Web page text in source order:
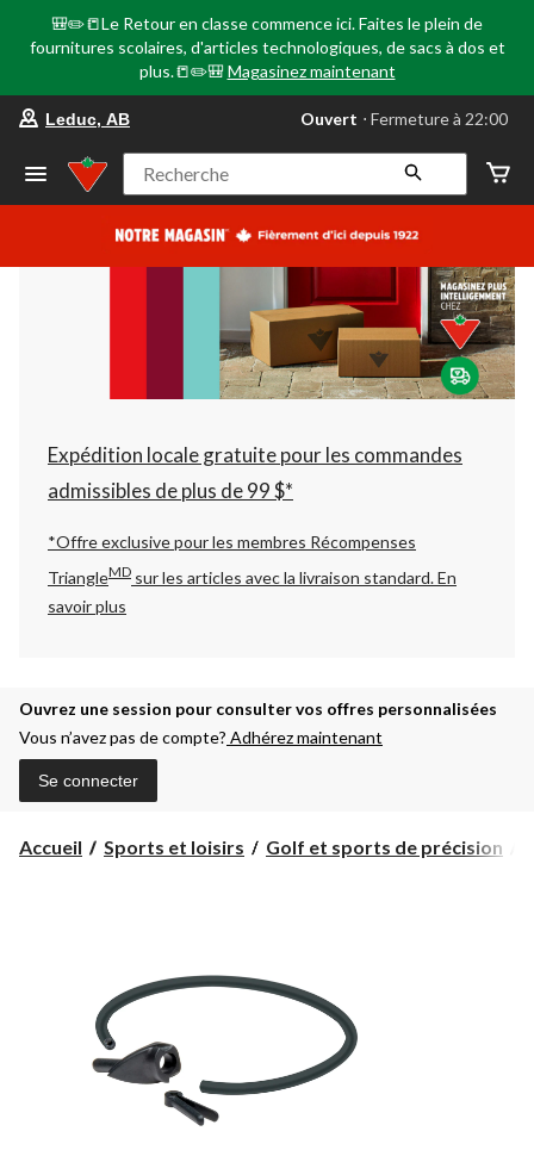
🎒✏️📒Le Retour en classe commence ici. Faites le plein de
fournitures scolaires, d'articles technologiques, de sacs à dos et
plus.📒✏️🎒 Magasinez maintenant
votre
préféré
Leduc,
AB,
courament
Fermeture
à
22:00
cliquer
pour
changer
Leduc, AB Ouvert ⋅ Fermeture à 22:00
Recherche
Expédition locale gratuite pour les commandes
admissibles de plus de 99 $*
*Offre exclusive pour les membres Récompenses
TriangleMD sur les articles avec la livraison standard.En
savoir plus
Ouvrez une session pour consulter vos offres personnalisées
Vous n’avez pas de compte? Adhérez maintenant
Se connecter
Accueil Sports et loisirs Golf et sports de précision